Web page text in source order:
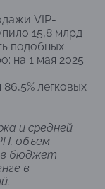
VIP-
15,8 млрд
подобных
на 1 мая 2025
легковых
и средней
объем
в бюджет
в